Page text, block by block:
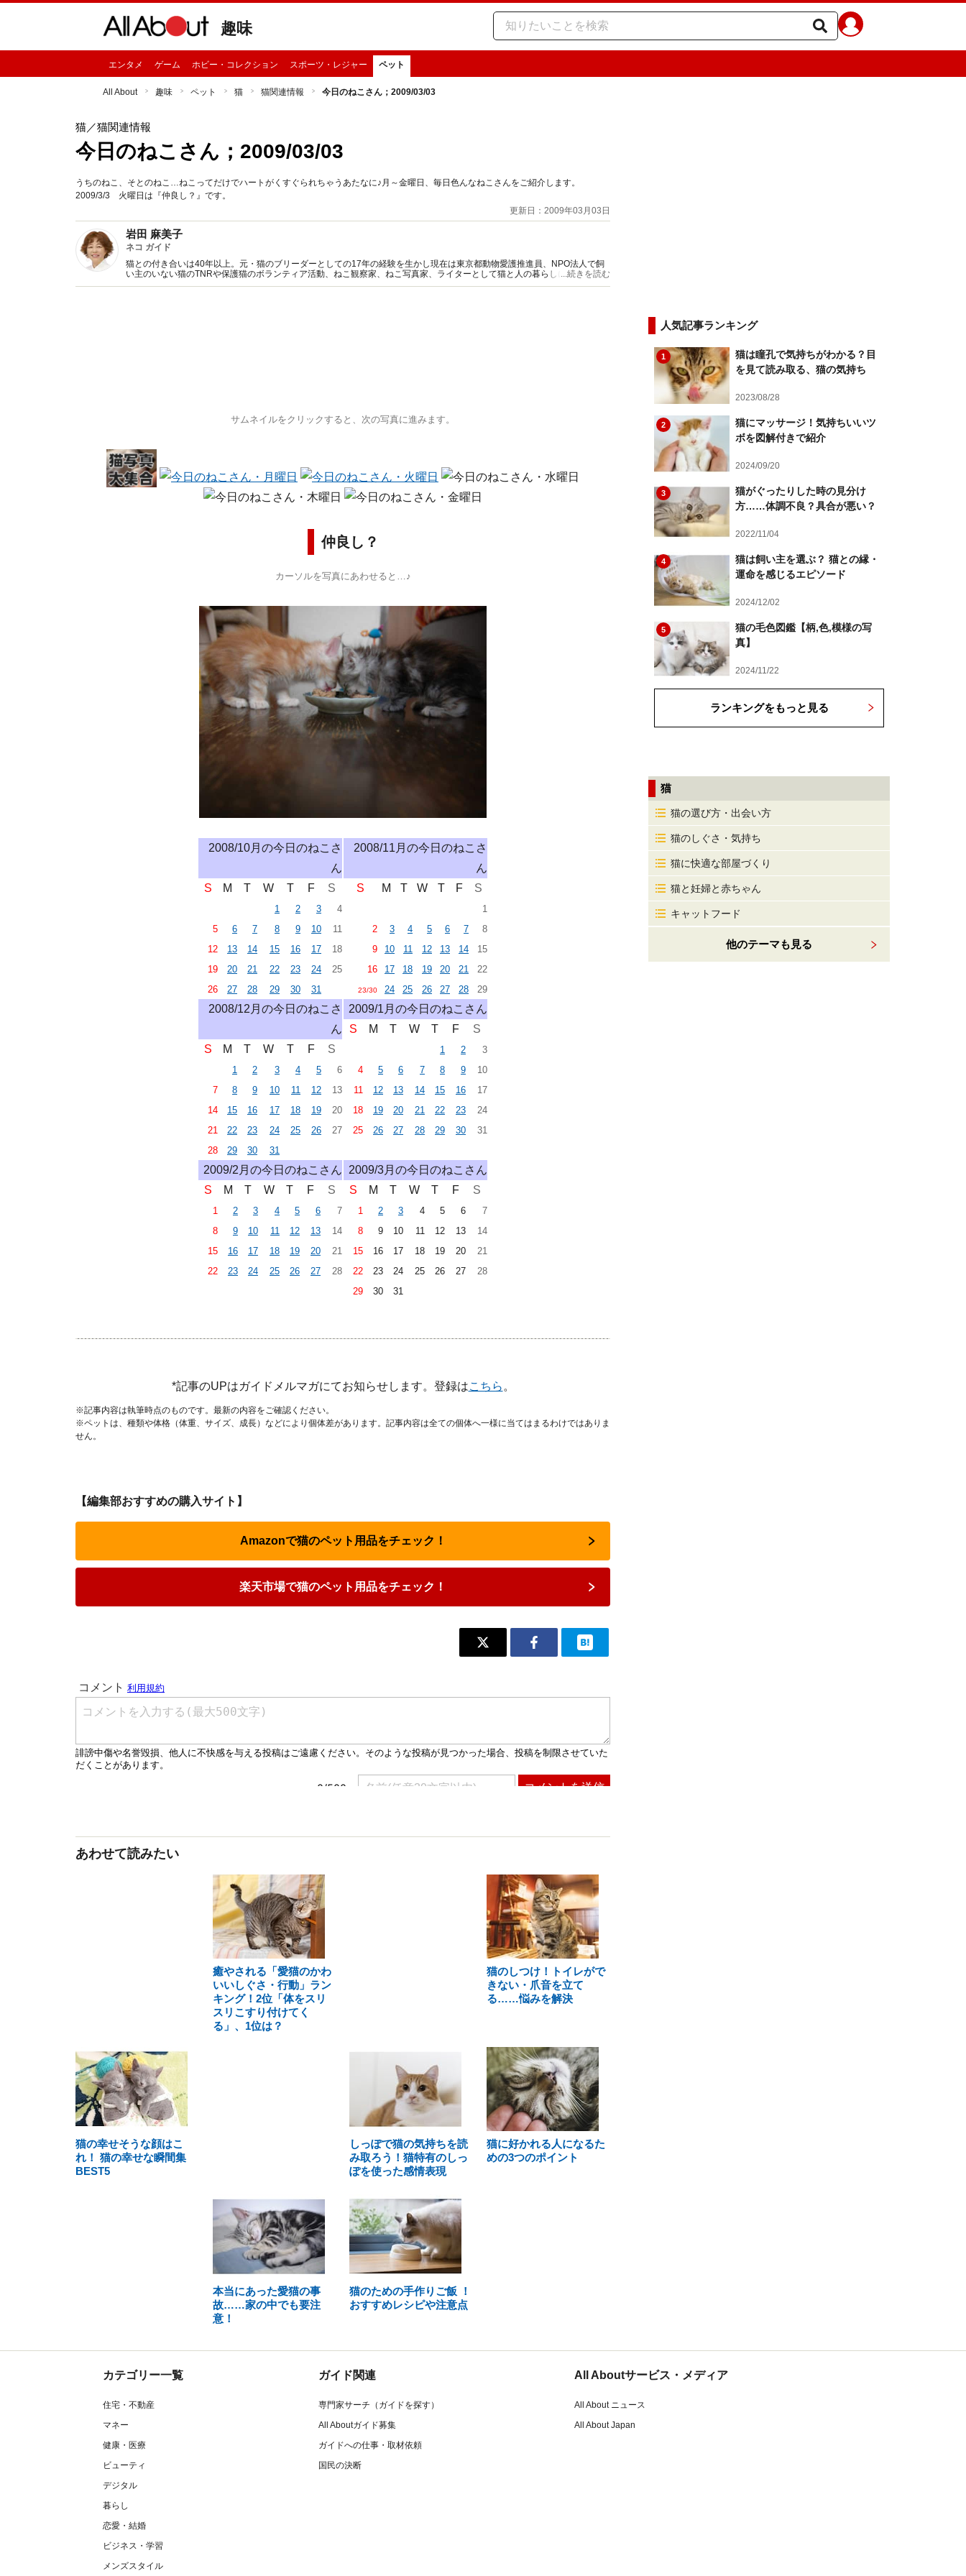
趣味
エンタメ ゲーム ホビー・コレクション スポーツ・レジャー ペット
All About 趣味 ペット 猫 猫関連情報 今日のねこさん；2009/03/03
猫／猫関連情報
今日のねこさん；2009/03/03
うちのねこ、そとのねこ…ねこってだけでハートがくすぐられちゃうあたなに♪月～金曜日、毎日色んなねこさんをご紹介します。
2009/3/3 火曜日は『仲良し？』です。
更新日：2009年03月03日
岩田 麻美子
ネコ ガイド
猫との付き合いは40年以上。元・猫のブリーダーとしての17年の経験を生かし現在は東京都動物愛護推進員、NPO法人で飼
い主のいない猫のTNRや保護猫のボランティア活動、ねこ観察家、ねこ写真家、ライターとして猫と人の暮らしに役立つ情報
を発信中！
...続きを読む
サムネイルをクリックすると、次の写真に進みます。
仲良し？
カーソルを写真にあわせると…♪
2008/10月の今日のねこさ
ん
S
M T W T F S
1 2 3
4
5
6 7 8 9 10
11
12
13 14 15 16 17
18
19
20 21 22 23 24
25
26
27 28 29 30 31
2008/11月の今日のねこさ
ん
S
M T W T F S
1
2
3 4 5 6 7
8
9
10 11 12 13 14
15
16
17 18 19 20 21 22
23/30 24 25 26 27 28 29
2008/12月の今日のねこさ
ん
S
M T W T F S
1 2 3 4 5
6
7
8 9 10 11 12
13
14
15 16 17 18 19
20
21
22 23 24 25 26
27
28
29 30 31
2009/1月の今日のねこさん
S
M T W T F S
1 2
3
4
5 6 7 8 9
10
11
12 13 14 15 16
17
18
19 20 21 22 23
24
25
26 27 28 29 30 31
2009/2月の今日のねこさん
S
M T W T F S
1 2 3 4 5 6
7
8
9 10 11 12 13
14
15
16 17 18 19 20
21
22
23 24 25 26 27 28
2009/3月の今日のねこさん
S
M T W T F S
1 2 3 4 5 6
7
8
9 10 11 12 13
14
15
16 17 18 19 20
21
22
23 24 25 26 27
28
29
30 31
*記事のUPはガイドメルマガにてお知らせします。登録はこちら 。
※記事内容は執筆時点のものです。最新の内容をご確認ください。
※ペットは、種類や体格（体重、サイズ、成長）などにより個体差があります。記事内容は全ての個体へ一様に当てはまるわけではありま
せん。
【編集部おすすめの購入サイト】
Amazonで猫のペット用品をチェック！
楽天市場で猫のペット用品をチェック！
あわせて読みたい
癒やされる「愛猫のかわ
いいしぐさ・行動」ラン
キング！2位「体をスリ
スリこすり付けてく
る」、1位は？
猫のしつけ！トイレがで
きない・爪音を立て
る……悩みを解決
猫の幸せそうな顔はこ
れ！ 猫の幸せな瞬間集
BEST5
しっぽで猫の気持ちを読
み取ろう！猫特有のしっ
ぽを使った感情表現
猫に好かれる人になるた
めの3つのポイント
本当にあった愛猫の事
故……家の中でも要注
意！
猫のための手作りご飯 ！
おすすめレシピや注意点
人気記事ランキング
1
猫は瞳孔で気持ちがわかる？目
を見て読み取る、猫の気持ち
2023/08/28
2
猫にマッサージ！気持ちいいツ
ボを図解付きで紹介
2024/09/20
3
猫がぐったりした時の見分け
方……体調不良？具合が悪い？
2022/11/04
4
猫は飼い主を選ぶ？ 猫との縁・
運命を感じるエピソード
2024/12/02
5
猫の毛色図鑑【柄,色,模様の写
真】
2024/11/22
ランキングをもっと見る
猫
猫の選び方・出会い方
猫のしぐさ・気持ち
猫に快適な部屋づくり
猫と妊婦と赤ちゃん
キャットフード
他のテーマも見る
カテゴリー一覧
住宅・不動産
マネー
健康・医療
ビューティ
デジタル
暮らし
恋愛・結婚
ビジネス・学習
メンズスタイル
ガイド関連
専門家サーチ（ガイドを探す）
All Aboutガイド募集
ガイドへの仕事・取材依頼
国民の決断
All Aboutサービス・メディア
All About ニュース
All About Japan